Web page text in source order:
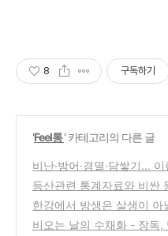
8 구독하기
'Feel통' 카테고리의 다른 글
비난·방어·경멸·담쌓기…
다
(0)
등산관련 통계자료와 비싼
구에 대한 생각
(0)
한강에서 방생은 살생이 아
비오는 날의 수채화 - 장독,